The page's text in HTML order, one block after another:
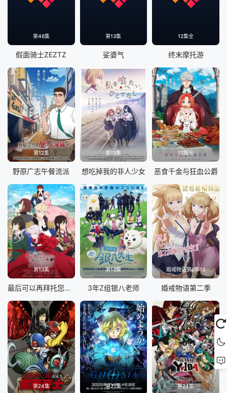
第46集
假面骑士ZEZTZ
第13集
娑婆气
12集全
终末摩托游
第12集
野原广志午餐流派
第13集
想吃掉我的非人少女
12集全
恶食千金与狂血公爵
第13集
最后可以再拜托您一件事吗
第12集
3年Z组银八老师
婚戒物语第2季13
婚戒物语第二季
第24集 第21集 第24集